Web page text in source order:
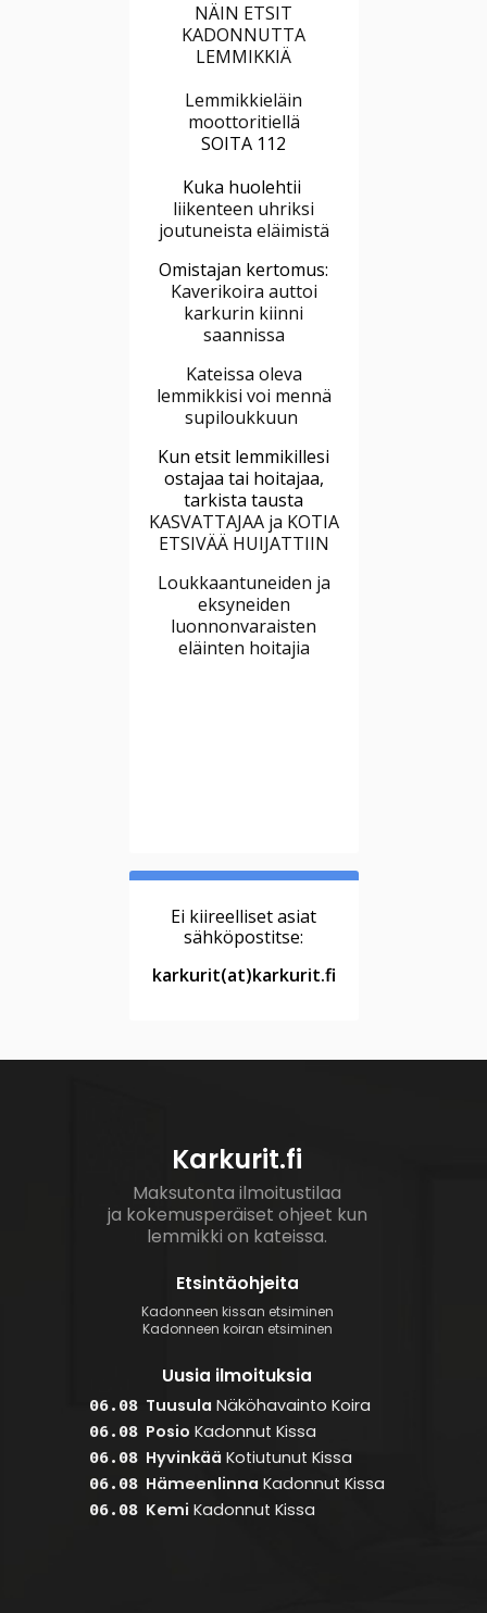
NÄIN ETSIT
KADONNUTTA
LEMMIKKIÄ
Lemmikkieläin
moottoritiellä
SOITA 112
Kuka huolehtii
liikenteen uhriksi
joutuneista eläimistä
Omistajan kertomus:
Kaverikoira auttoi
karkurin kiinni
saannissa
Kateissa oleva
lemmikkisi voi mennä
supiloukkuun
Kun etsit lemmikillesi
ostajaa tai hoitajaa,
tarkista tausta
KASVATTAJAA ja KOTIA
ETSIVÄÄ HUIJATTIIN
Loukkaantuneiden ja
eksyneiden
luonnonvaraisten
eläinten hoitajia
Ei kiireelliset asiat
sähköpostitse:
karkurit(at)karkurit.fi
Karkurit.fi
Maksutonta ilmoitustilaa
ja kokemusperäiset ohjeet kun
lemmikki on kateissa.
Etsintäohjeita
Kadonneen kissan etsiminen
Kadonneen koiran etsiminen
Uusia ilmoituksia
06.08 Tuusula Näköhavainto Koira
06.08 Posio Kadonnut Kissa
06.08 Hyvinkää Kotiutunut Kissa
06.08 Hämeenlinna Kadonnut Kissa
06.08 Kemi Kadonnut Kissa